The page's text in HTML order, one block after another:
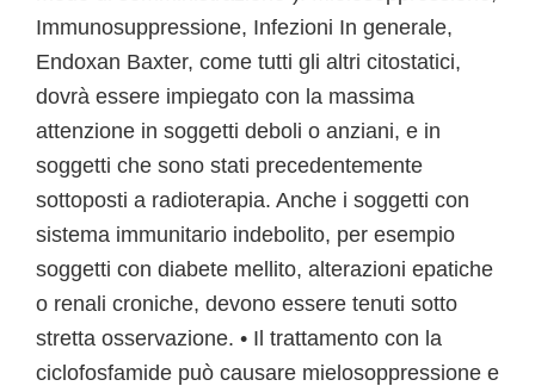
Immunosuppressione, Infezioni In generale,
Endoxan Baxter, come tutti gli altri citostatici,
dovrà essere impiegato con la massima
attenzione in soggetti deboli o anziani, e in
soggetti che sono stati precedentemente
sottoposti a radioterapia. Anche i soggetti con
sistema immunitario indebolito, per esempio
soggetti con diabete mellito, alterazioni epatiche
o renali croniche, devono essere tenuti sotto
stretta osservazione. • Il trattamento con la
ciclofosfamide può causare mielosoppressione e